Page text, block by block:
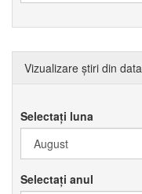
Vizualizare știri din data
Selectați luna
Selectați anul